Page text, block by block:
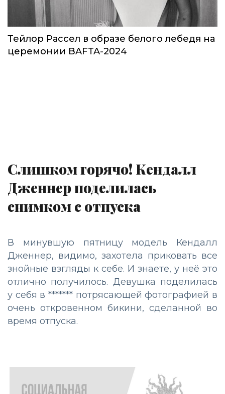
Тейлор Рассел в образе белого лебедя на
церемонии BAFTA-2024
Слишком горячо! Кендалл
Дженнер поделилась
снимком с отпуска
В минувшую пятницу модель Кендалл
Дженнер, видимо, захотела приковать все
знойные взгляды к себе. И знаете, у неё это
отлично получилось. Девушка поделилась
у себя в ******* потрясающей фотографией в
очень откровенном бикини, сделанной во
время отпуска.